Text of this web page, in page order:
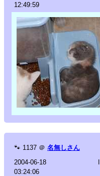
12:49:59
🐾 1137 ＠ 名無しさん
2004-06-18
03:24:06